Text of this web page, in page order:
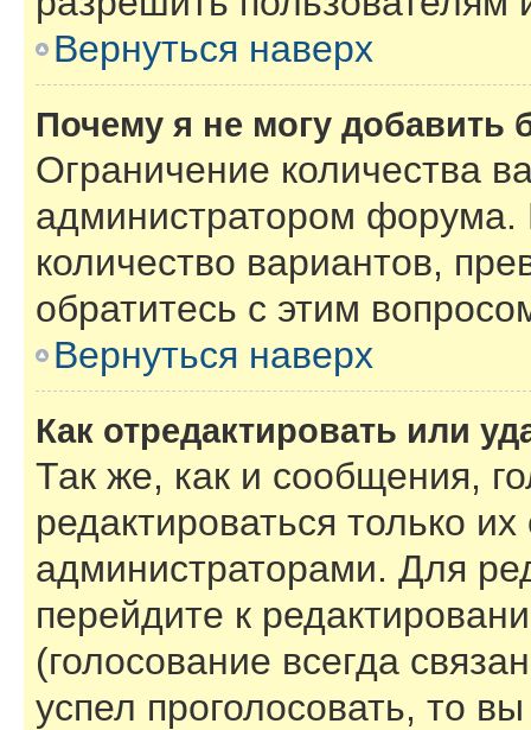
Вернуться наверх
Почему я не могу добавить
Ограничение количества
администратором
количество вариантов,
обратитесь с этим
Вернуться наверх
Как отредактировать или
Так же, как и сообщения,
редактироваться только
администраторами. Для
перейдите к
(голосование всегда
успел проголосовать, то